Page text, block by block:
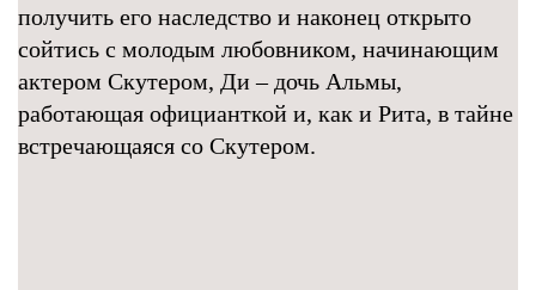
получить его наследство и наконец открыто
сойтись с молодым любовником, начинающим
актером Скутером, Ди – дочь Альмы,
работающая официанткой и, как и Рита, в тайне
встречающаяся со Скутером.